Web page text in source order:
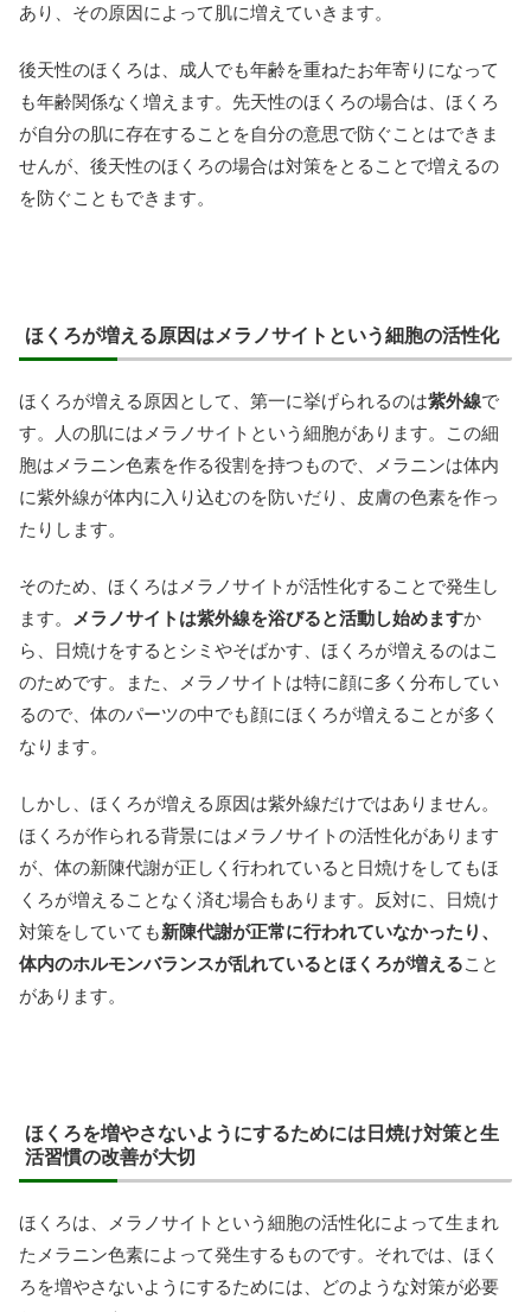
あり、その原因によって肌に増えていきます。
後天性のほくろは、成人でも年齢を重ねたお年寄りになって
も年齢関係なく増えます。先天性のほくろの場合は、ほくろ
が自分の肌に存在することを自分の意思で防ぐことはできま
せんが、後天性のほくろの場合は対策をとることで増えるの
を防ぐこともできます。
ほくろが増える原因はメラノサイトという細胞の活性化
ほくろが増える原因として、第一に挙げられるのは紫外線で
す。人の肌にはメラノサイトという細胞があります。この細
胞はメラニン色素を作る役割を持つもので、メラニンは体内
に紫外線が体内に入り込むのを防いだり、皮膚の色素を作っ
たりします。
そのため、ほくろはメラノサイトが活性化することで発生し
ます。
メラノサイトは紫外線を浴びると活動し始めますか
ら、日焼けをするとシミやそばかす、ほくろが増えるのはこ
のためです。また、メラノサイトは特に顔に多く分布してい
るので、体のパーツの中でも顔にほくろが増えることが多く
なります。
しかし、ほくろが増える原因は紫外線だけではありません。
ほくろが作られる背景にはメラノサイトの活性化があります
が、体の新陳代謝が正しく行われていると日焼けをしてもほ
くろが増えることなく済む場合もあります。反対に、日焼け
対策をしていても新陳代謝が正常に行われていなかったり、
体内のホルモンバランスが乱れているとほくろが増えること
があります。
ほくろを増やさないようにするためには日焼け対策と生
活習慣の改善が大切
ほくろは、メラノサイトという細胞の活性化によって生まれ
たメラニン色素によって発生するものです。それでは、ほく
ろを増やさないようにするためには、どのような対策が必要